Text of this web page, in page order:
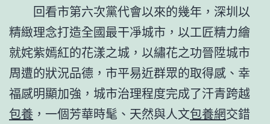
回看市第六次黨代會以來的幾年，深圳以
精緻理念打造全國最干凈城市，以工匠精力繪
就姹紫嫣紅的花漾之城，以繡花之功晉陞城市
周遭的狀況品德，市平易近群眾的取得感、幸
福感明顯加強，城市治理程度完成了汗青跨越
包養 ，一個芳華時髦、天然與人文包養網交錯